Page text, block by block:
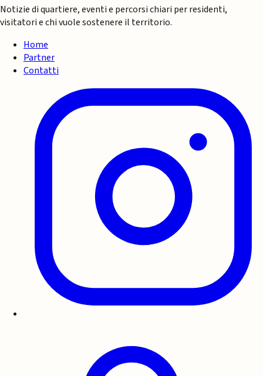
Notizie di quartiere, eventi e percorsi chiari per residenti,
visitatori e chi vuole sostenere il territorio.
Home
Partner
Contatti